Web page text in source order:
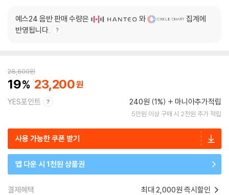
예스24 음반 판매 수량은 와
집계에
반영됩니다.
28,600원
19 23,200
YES포인트 240원 (1%) 마니아추가적립
5만원 이상 구매 시 2천원 추가 적립
사용 가능한 쿠폰 받기
앱 다운 시 1천원 상품권
결제혜택 최대 2,000원 즉시할인